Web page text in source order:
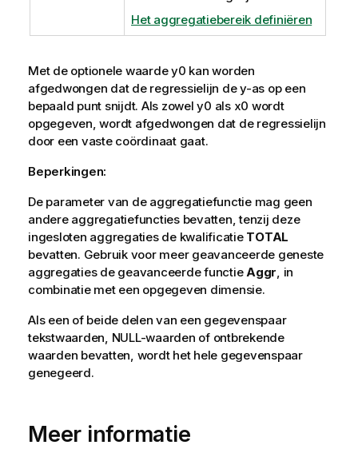
Het aggregatiebereik definiëren
Met de optionele waardey0 kan worden
afgedwongen dat de regressielijn de y-as op een
bepaald punt snijdt. Als zowely0 als x0 wordt
opgegeven, wordt afgedwongen dat de regressielijn
door een vaste coördinaat gaat.
Beperkingen:
De parameter van de aggregatiefunctie mag geen
andere aggregatiefuncties bevatten, tenzij deze
ingesloten aggregaties de kwalificatie TOTAL
bevatten. Gebruik voor meer geavanceerde geneste
aggregaties de geavanceerde functieAggr, in
combinatie met een opgegeven dimensie.
Als een of beide delen van een gegevenspaar
tekstwaarden, NULL-waarden of ontbrekende
waarden bevatten, wordt het hele gegevenspaar
genegeerd.
Meer informatie